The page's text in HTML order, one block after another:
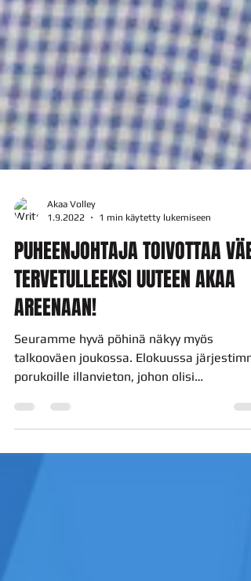
Akaa Volley
1.9.2022
1 min käytetty lukemiseen
PUHEENJOHTAJA TOIVOTTAA VÄEN
TERVETULLEEKSI UUTEEN AKAA
AREENAAN!
Seuramme hyvä pöhinä näkyy myös
porukoille illanvieton, johon olisi
enemmänkin väkeä mahtunut...